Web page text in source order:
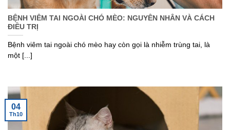
BỆNH VIÊM TAI NGOÀI CHÓ MÈO: NGUYÊN NHÂN VÀ CÁCH
ĐIỀU TRỊ
Bệnh viêm tai ngoài chó mèo hay còn gọi là nhiễm trùng tai, là
một [...]
04
Th10